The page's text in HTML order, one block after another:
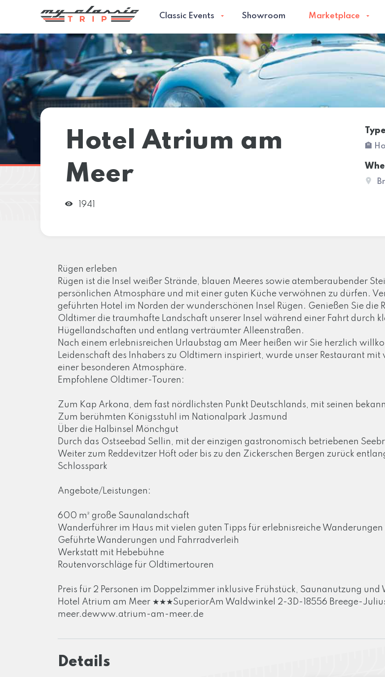
Classic Events Showroom Marketplace
Hotel Atrium am
Meer
1941
Type
🏨
Rügen erleben
Rügen ist die Insel weißer Strände, blauen Meeres sowie atemberaubender
persönlichen Atmosphäre und mit einer guten Küche verwöhnen zu dürfen.
geführten Hotel im Norden der wunderschönen Insel Rügen. Genießen Sie die
Oldtimer die traumhafte Landschaft unserer Insel während einer Fahrt durch
Hügellandschaften und entlang verträumter Alleenstraßen.
Nach einem erlebnisreichen Urlaubstag am Meer heißen wir Sie herzlich
Leidenschaft des Inhabers zu Oldtimern inspiriert, wurde unser Restaurant
einer besonderen Atmosphäre.
Empfohlene Oldtimer-Touren:
Zum Kap Arkona, dem fast nördlichsten Punkt Deutschlands, mit seinen
Zum berühmten Königsstuhl im Nationalpark Jasmund
Über die Halbinsel Mönchgut
Durch das Ostseebad Sellin, mit der einzigen gastronomisch betriebenen
Weiter zum Reddevitzer Höft oder bis zu den Zickerschen Bergen zurück
Schlosspark
Angebote/Leistungen:
600 m² große Saunalandschaft
Wanderführer im Haus mit vielen guten Tipps für erlebnisreiche
Geführte Wanderungen und Fahrradverleih
Werkstatt mit Hebebühne
Routenvorschläge für Oldtimertouren
Preis für 2 Personen im Doppelzimmer inklusive Frühstück, Saunanutzung
Hotel Atrium am Meer ★★★SuperiorAm Waldwinkel 2-3D-18556 Breege-
meer.dewww.atrium-am-meer.de
Details